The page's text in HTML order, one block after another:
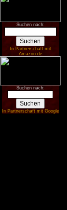
Suchen nach:
In Partnerschaft mit
Amazon.de
Suchen nach:
In Partnerschaft mit Google